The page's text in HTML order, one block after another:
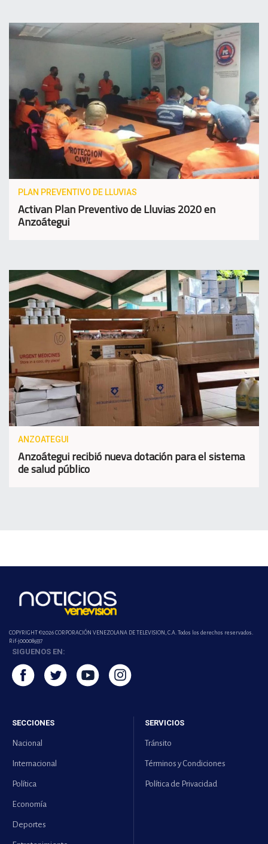
PLAN PREVENTIVO DE LLUVIAS
Activan Plan Preventivo de Lluvias 2020 en
Anzoátegui
ANZOATEGUI
Anzoátegui recibió nueva dotación para el sistema
de salud público
COPYRIGHT ©2026 CORPORACIÓN VENEZOLANA DE TELEVISION, C.A. Todos los derechos reservados.
Rif-j000089337
SIGUENOS EN:
SECCIONES
Nacional
Internacional
Política
Economía
Deportes
SERVICIOS
Tránsito
Términos y Condiciones
Política de Privacidad